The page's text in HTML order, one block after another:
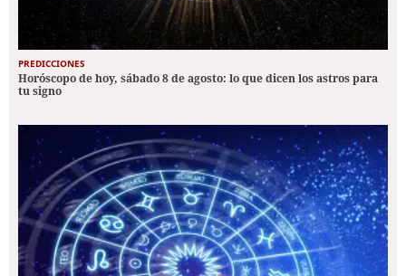
PREDICCIONES
Horóscopo de hoy, sábado 8 de agosto: lo que dicen los astros para
tu signo